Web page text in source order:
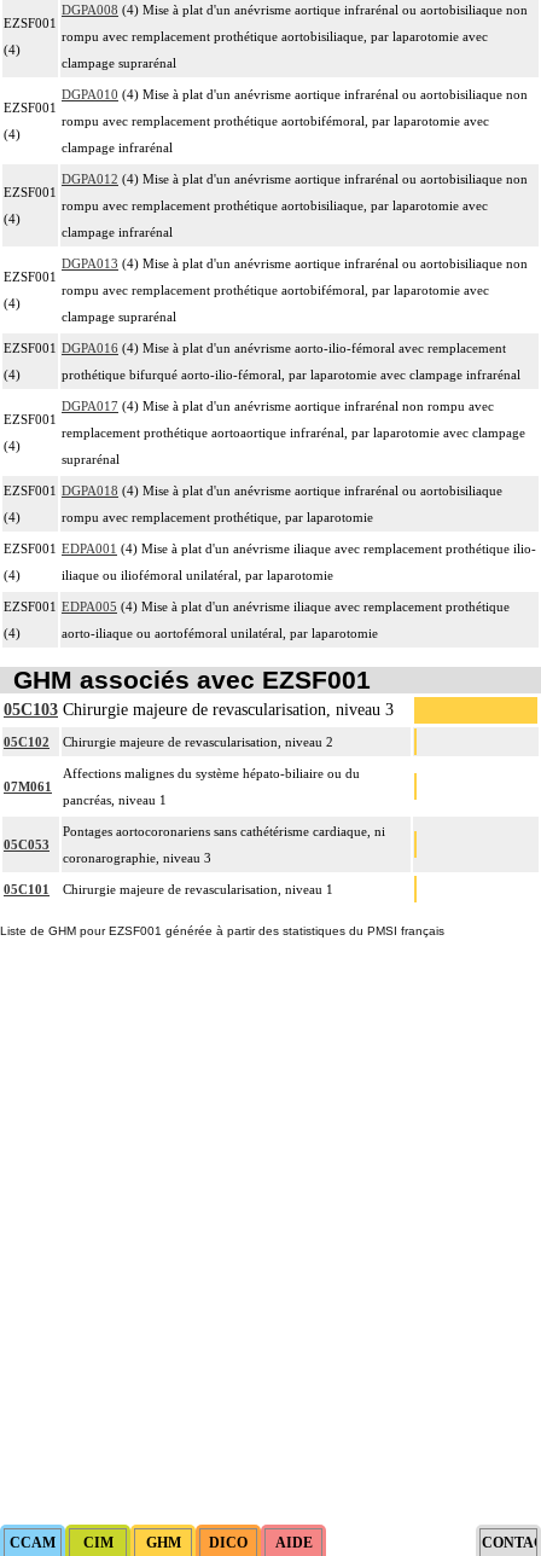
EZSF001
(4)
DGPA008 (4) Mise à plat d'un anévrisme aortique infrarénal ou aortobisiliaque non
rompu avec remplacement prothétique aortobisiliaque, par laparotomie avec
clampage suprarénal
EZSF001
(4)
DGPA010 (4) Mise à plat d'un anévrisme aortique infrarénal ou aortobisiliaque non
rompu avec remplacement prothétique aortobifémoral, par laparotomie avec
clampage infrarénal
EZSF001
(4)
DGPA012 (4) Mise à plat d'un anévrisme aortique infrarénal ou aortobisiliaque non
rompu avec remplacement prothétique aortobisiliaque, par laparotomie avec
clampage infrarénal
EZSF001
(4)
DGPA013 (4) Mise à plat d'un anévrisme aortique infrarénal ou aortobisiliaque non
rompu avec remplacement prothétique aortobifémoral, par laparotomie avec
clampage suprarénal
EZSF001
(4)
DGPA016 (4) Mise à plat d'un anévrisme aorto-ilio-fémoral avec remplacement
prothétique bifurqué aorto-ilio-fémoral, par laparotomie avec clampage infrarénal
EZSF001
(4)
DGPA017 (4) Mise à plat d'un anévrisme aortique infrarénal non rompu avec
remplacement prothétique aortoaortique infrarénal, par laparotomie avec clampage
suprarénal
EZSF001
(4)
DGPA018 (4) Mise à plat d'un anévrisme aortique infrarénal ou aortobisiliaque
rompu avec remplacement prothétique, par laparotomie
EZSF001
(4)
EDPA001 (4) Mise à plat d'un anévrisme iliaque avec remplacement prothétique ilio-
iliaque ou iliofémoral unilatéral, par laparotomie
EZSF001
(4)
EDPA005 (4) Mise à plat d'un anévrisme iliaque avec remplacement prothétique
aorto-iliaque ou aortofémoral unilatéral, par laparotomie
GHM associés avec EZSF001
05C103 Chirurgie majeure de revascularisation, niveau 3
05C102 Chirurgie majeure de revascularisation, niveau 2
07M061
Affections malignes du système hépato-biliaire ou du
pancréas, niveau 1
05C053
Pontages aortocoronariens sans cathétérisme cardiaque, ni
coronarographie, niveau 3
05C101 Chirurgie majeure de revascularisation, niveau 1
Liste de GHM pour EZSF001 générée à partir des statistiques du PMSI français